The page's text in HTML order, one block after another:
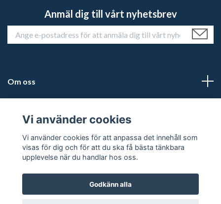
Anmäl dig till vårt nyhetsbrev
Om oss
Läs mer
Vi använder cookies
Vi använder cookies för att anpassa det innehåll som
visas för dig och för att du ska få bästa tänkbara
upplevelse när du handlar hos oss.
Godkänn alla